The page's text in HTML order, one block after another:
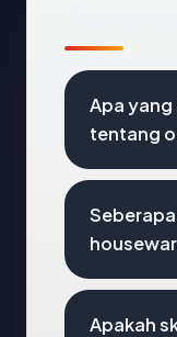
Apa
tentang
Apakah